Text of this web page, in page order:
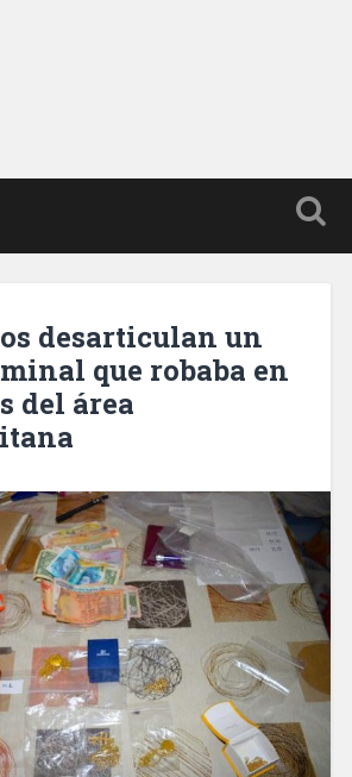
desarticulan un
que robaba en
del área